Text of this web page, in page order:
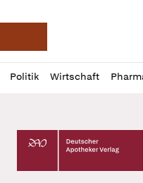
Deutsche
Politik Wirtschaft
Profil
öffnen
Daz
Pur
Deutscher Apotheker